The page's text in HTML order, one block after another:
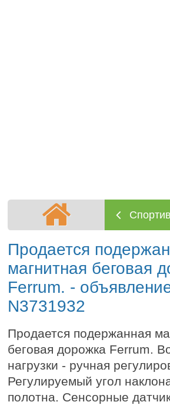
Продается
магнитная беговая
Ferrum. -
N3731932
Продается подержанная
беговая дорожка Ferrum.
нагрузки - ручная
Регулируемый угол
полотна. Сенсорные